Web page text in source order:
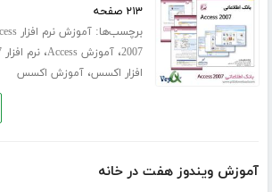
۲۱۳ صفحه
برچسب‌ها:آموزش نرم افزار Access
2007،آموزش Access ،نرم افزار Access 2007
افزار اکسس،آموزش اکسس
آموزش ویندوز هفت در خانه